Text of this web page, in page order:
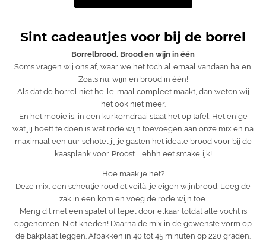
Sint cadeautjes voor bij de borrel
Borrelbrood. Brood en wijn in één
Soms vragen wij ons af, waar we het toch allemaal vandaan halen.
Zoals nu: wijn en brood in één!
Als dat de borrel niet he-le-maal compleet maakt, dan weten wij
het ook niet meer.
En het mooie is; in een kurkomdraai staat het op tafel. Het enige
wat jij hoeft te doen is wat rode wijn toevoegen aan onze mix en na
maximaal een uur schotel jij je gasten het ideale brood voor bij de
kaasplank voor. Proost … ehhh eet smakelijk!
Hoe maak je het?
Deze mix, een scheutje rood et voilà; je eigen wijnbrood. Leeg de
zak in een kom en voeg de rode wijn toe.
Meng dit met een spatel of lepel door elkaar totdat alle vocht is
opgenomen. Niet kneden! Daarna de mix in de gewenste vorm op
de bakplaat leggen. Afbakken in 40 tot 45 minuten op 220 graden.